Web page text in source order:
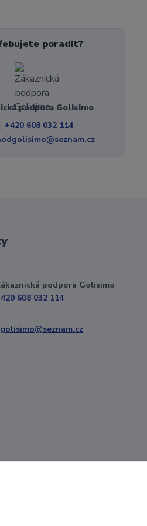
poradit?
podpora Golisimo
+420 608 032 114
podpora Golisimo
608 032 114